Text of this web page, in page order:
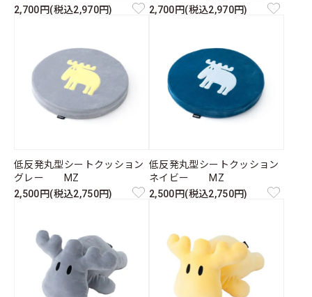
2,700円(税込2,970円)
2,700円(税込2,970円)
低反発丸型シートクッション
グレー MZ
2,500円(税込2,750円)
低反発丸型シートクッション
ネイビー MZ
2,500円(税込2,750円)